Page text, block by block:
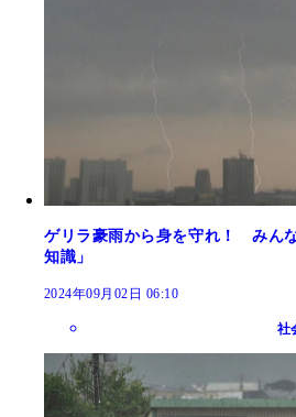
ゲリラ豪雨から身を守れ！ みん
知識」
2024年09月02日 06:10
社